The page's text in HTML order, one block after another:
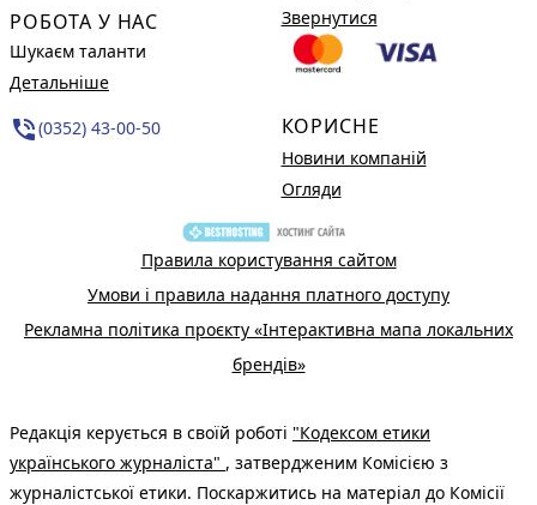
РОБОТА У НАС
Шукаєм таланти
Детальніше
phone_in_talk(0352) 43-00-50
Звернутися
КОРИСНЕ
Новини компаній
Огляди
Правила користування сайтом
Умови і правила надання платного доступу
Рекламна політика проєкту «Інтерактивна мапа локальних
брендів»
Редакція керується в своїй роботі "Кодексом етики
українського журналіста" , затвердженим Комісією з
журналістської етики. Поскаржитись на матеріал до Комісії